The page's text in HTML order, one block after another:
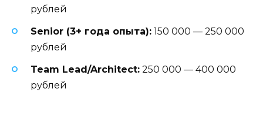
рублей
Senior (3+ года опыта): 150 000 — 250 000
рублей
Team Lead/Architect: 250 000 — 400 000
рублей